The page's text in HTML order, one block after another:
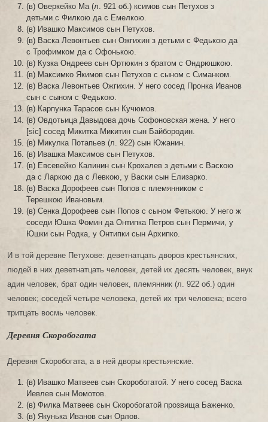
(в) Оверкейко Ма (л. 921 об.) ксимов сын Петухов з
детьми с Филкою да с Емелкою.
(в) Ивашко Максимов сын Петухов.
(в) Васка Левонтьев сын Ожгихин з детьми с Федькою да
с Трофимком да с Офонькою.
(в) Кузка Ондреев сын Ортюкин з братом с Ондрюшкою.
(в) Максимко Якимов сын Петухов с сыном с Симанком.
(в) Васка Левонтьев Ожгихин. У него сосед Пронка Иванов
сын с сыном с Федькою.
(в) Карпунка Тарасов сын Кучюмов.
(в) Овдотьица Давыдова дочь Софоновская жена. У него
[sic] сосед Микитка Микитин сын Байбородин.
(в) Микулка Потапьев (л. 922) сын Южанин.
(в) Ивашка Максимов сын Петухов.
(в) Евсевейко Калинин сын Крохалев з детьми с Васкою
да с Ларкою да с Левкою, у Васки сын Елизарко.
(в) Васка Дорофеев сын Попов с племянником с
Терешкою Ивановым.
(в) Сенка Дорофеев сын Попов с сыном Фетькою. У него ж
соседи Юшка Фомин да Онтипка Петров сын Пермичи, у
Юшки сын Родка, у Онтипки сын Архипко.
И в той деревне Петухове: деветнатцать дворов крестьянских,
людей в них деветнатцать человек, детей их десять человек, внук
адин человек, брат один человек, племянник (л. 922 об.) один
человек; соседей четыре человека, детей их три человека; всего
тритцать восмь человек.
Деревня Скоробогата
Деревня Скоробогата, а в ней дворы крестьянские.
(в) Ивашко Матвеев сын Скоробогатой. У него сосед Васка
Иевлев сын Момотов.
(в) Филка Матвеев сын Скоробогатой прозвища Баженко.
(в) Якунька Иванов сын Орлов.